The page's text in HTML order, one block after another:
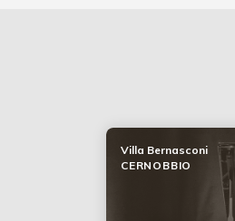
Villa Bernasconi
CERNOBBIO